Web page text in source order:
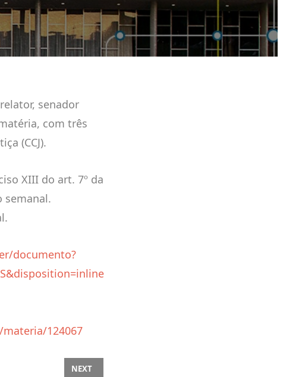
senador
com três
(CCJ).
XIII do art. 7º da
semanal.
documento?
124067
40 HORAS NEXT ARTICLE: SUBCOMISSÃO ESPECIAL DA ESCALA
NEXT